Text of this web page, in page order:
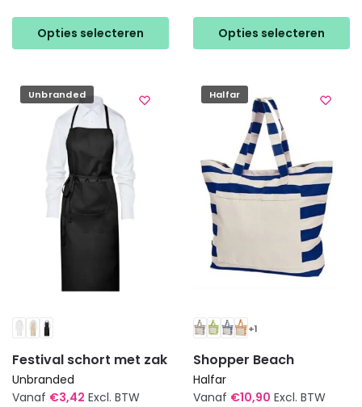
Opties selecteren
product
heeft
variaties.
Deze
worden
productpagina
Opties selecteren
product
heeft
meerdere
Deze
gekozen
worden
op
productpagina
Unbranded
Festival schort met zak
Unbranded
Vanaf €3,42 Excl. BTW
Halfar
+1
Shopper Beach
Halfar
Vanaf €10,90 Excl. BTW